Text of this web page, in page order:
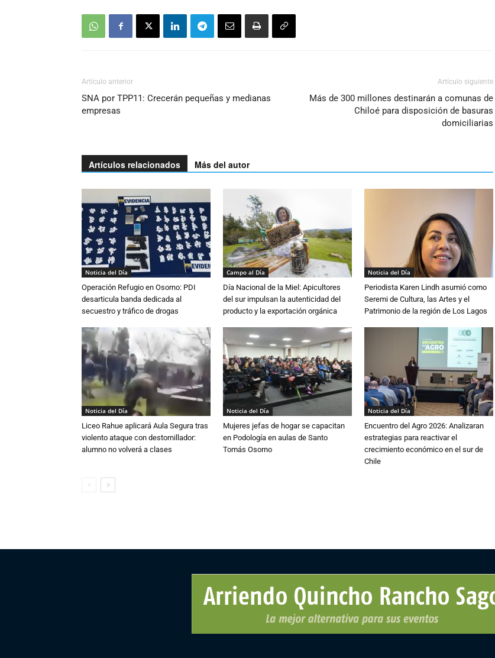
Artículo anterior
SNA por TPP11: Crecerán pequeñas y medianas
empresas
Artículo siguiente
Más de 300 millones destinarán a comunas de
Chiloé para disposición de basuras
domiciliarias
Artículos relacionados Más del autor
Noticia del Día
Operación Refugio en Osorno: PDI
desarticula banda dedicada al
secuestro y tráfico de drogas
Campo al Día
Día Nacional de la Miel: Apicultores
del sur impulsan la autenticidad del
producto y la exportación orgánica
Noticia del Día
Periodista Karen Lindh asumió como
Seremi de Cultura, las Artes y el
Patrimonio de la región de Los Lagos
Noticia del Día
Liceo Rahue aplicará Aula Segura tras
violento ataque con destornillador:
alumno no volverá a clases
Noticia del Día
Mujeres jefas de hogar se capacitan
en Podología en aulas de Santo
Tomás Osorno
Noticia del Día
Encuentro del Agro 2026: Analizaran
estrategias para reactivar el
crecimiento económico en el sur de
Chile